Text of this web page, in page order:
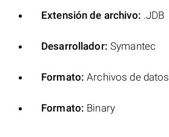
Extensión de archivo: .JDB
Desarrollador: Symantec
Formato: Archivos de datos
Formato: Binary